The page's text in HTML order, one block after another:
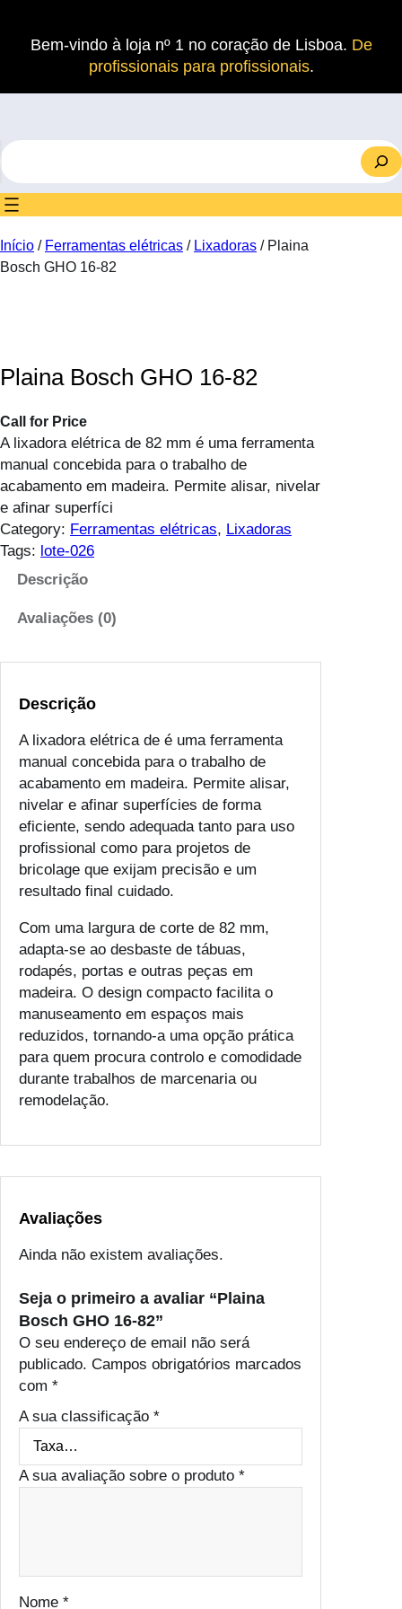
Bem-vindo à loja nº 1 no coração de Lisboa. De
profissionais para profissionais.
S
e
a
r
h
Início / Ferramentas elétricas / Lixadoras / Plaina
Bosch GHO 16-82
Plaina Bosch GHO 16-82
Call for Price
A lixadora elétrica de 82 mm é uma ferramenta
manual concebida para o trabalho de
acabamento em madeira. Permite alisar, nivelar
e afinar superfíci
Category: Ferramentas elétricas, Lixadoras
Tags: lote-026
Descrição
Avaliações (0)
Descrição
A lixadora elétrica de é uma ferramenta
manual concebida para o trabalho de
acabamento em madeira. Permite alisar,
nivelar e afinar superfícies de forma
eficiente, sendo adequada tanto para uso
profissional como para projetos de
bricolage que exijam precisão e um
resultado final cuidado.
Com uma largura de corte de 82 mm,
adapta-se ao desbaste de tábuas,
rodapés, portas e outras peças em
madeira. O design compacto facilita o
manuseamento em espaços mais
reduzidos, tornando-a uma opção prática
para quem procura controlo e comodidade
durante trabalhos de marcenaria ou
remodelação.
Avaliações
Ainda não existem avaliações.
Seja o primeiro a avaliar “Plaina
Bosch GHO 16-82”
O seu endereço de email não será
publicado. Campos obrigatórios marcados
com *
A sua classificação *
A sua avaliação sobre o produto *
Nome *